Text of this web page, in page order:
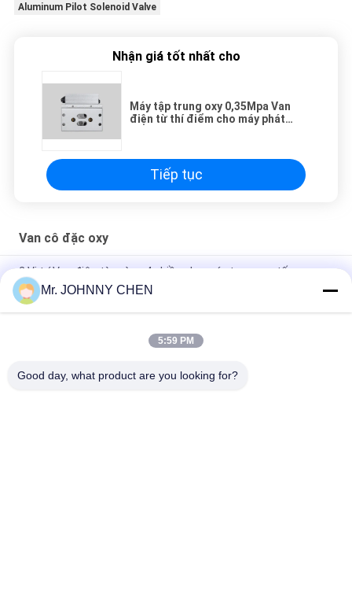
Aluminum Pilot Solenoid Valve
Nhận giá tốt nhất cho
Máy tập trung oxy 0,35Mpa Van
điện từ thí điểm cho máy phát
Tiếp tục
Van cô đặc oxy
2 Vị trí Van điện từ màng 4 chiều cho máy tạo oxy y tế
Máy tập trung oxy 5L / phút Van điện từ thí điểm Hai vị trí Bốn
chiều
Van cô đặc oxy thu nhỏ thí điểm có màng ngăn hai Positon
Mr. JOHNNY CHEN
5:59 PM
Good day, what product are you looking for?